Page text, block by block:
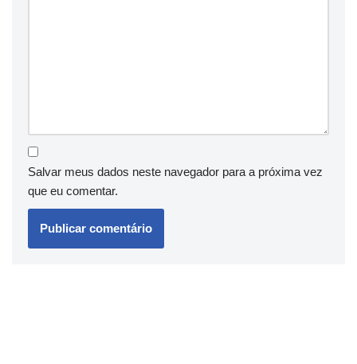
Salvar meus dados neste navegador para a próxima vez
que eu comentar.